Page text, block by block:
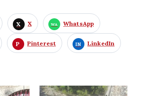
X WhatsApp
Pinterest LinkedIn